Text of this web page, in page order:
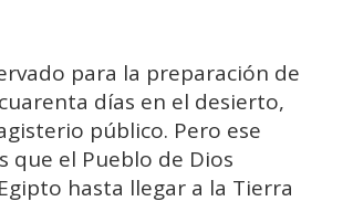
para la preparación de
días en el desierto,
público. Pero ese
que el Pueblo de Dios
hasta llegar a la Tierra